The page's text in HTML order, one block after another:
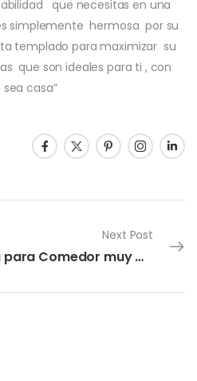
que necesitas en una
simplemente hermosa por su
templado para maximizar su
que son ideales para ti , con
casa”
Next Post
Mesa para Comedor muy Duradera Jet Set